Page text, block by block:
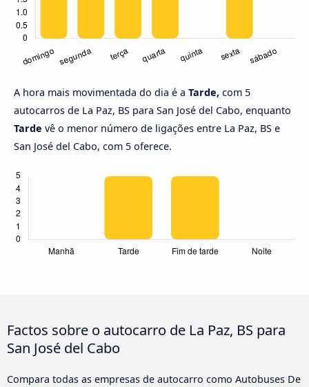
A hora mais movimentada do dia é a Tarde, com 5
autocarros de La Paz, BS para San José del Cabo, enquanto
Tarde vê o menor número de ligações entre La Paz, BS e
San José del Cabo, com 5 oferece.
Factos sobre o autocarro de La Paz, BS para
San José del Cabo
Compara todas as empresas de autocarro como Autobuses De